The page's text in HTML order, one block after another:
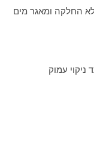
החלקה ומאגר מים